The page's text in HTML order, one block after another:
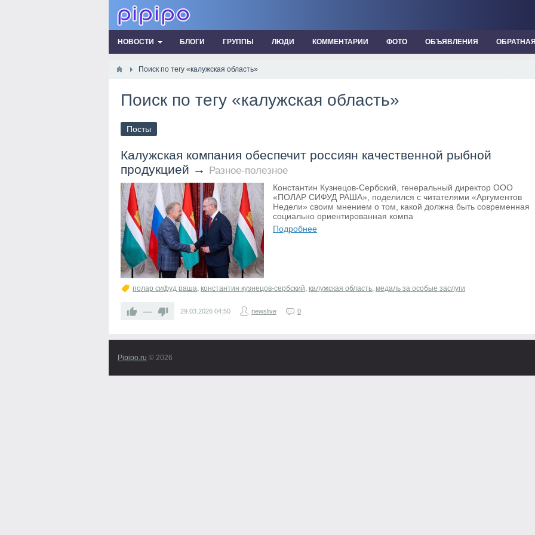
НОВОСТИ БЛОГИ ГРУППЫ ЛЮДИ КОММЕНТАРИИ ФОТО ОБЪЯВЛЕНИЯ
Поиск по тегу «калужская область»
Поиск по тегу «калужская область»
Посты
Калужская компания обеспечит россиян качественной рыбной
продукцией → Разное-полезное
Константин Кузнецов-Сербский, генеральный директор ООО
«ПОЛАР СИФУД РАША», поделился с читателями «Аргументов
Недели» своим мнением о том, какой должна быть современная
социально ориентированная компа
Подробнее
полар сифуд раша, константин кузнецов-сербский, калужская область, медаль за особые заслуги
— 29.03.2026 04:50 newslive 0
Pipipo.ru © 2026